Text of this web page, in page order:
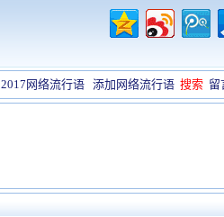
2017网络流行语 添加网络流行语 搜索 留